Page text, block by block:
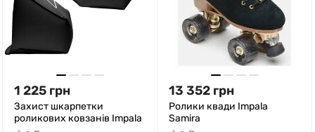
1 225 грн
Захист шкарпетки
роликових ковзанів Impala
13 352 грн
Ролики квади Impala
Samira